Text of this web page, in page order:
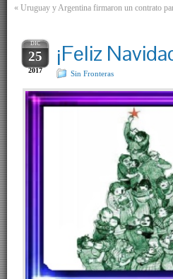
« Uruguay y Argentina firmaron un contrato
DIC
25
2017
¡Feliz
Sin Fronteras